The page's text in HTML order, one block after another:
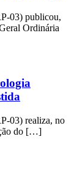
03) publicou,
Ordinária
03) realiza, no
do […]